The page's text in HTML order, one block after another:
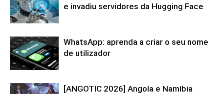
e invadiu servidores da Hugging Face
WhatsApp: aprenda a criar o seu nome
de utilizador
[ANGOTIC 2026] Angola e Namíbia